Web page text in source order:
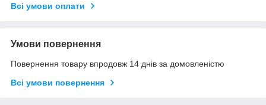
Всі умови оплати
Умови повернення
Повернення товару впродовж 14 днів за домовленістю
Всі умови повернення